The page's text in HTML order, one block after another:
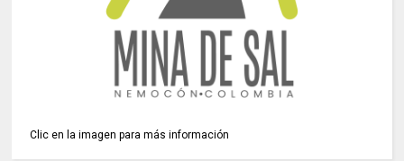
Clic en la imagen para más información